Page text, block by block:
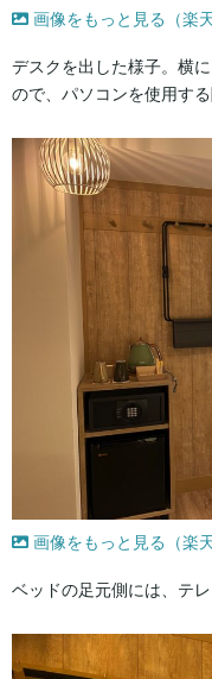
画像をもっと見る（楽天
デスクを出した様子。横
ので、パソコンを使用する
画像をもっと見る（楽天
ベッドの足元側には、テ